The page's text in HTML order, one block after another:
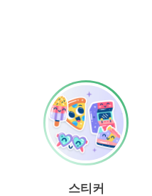
스티커